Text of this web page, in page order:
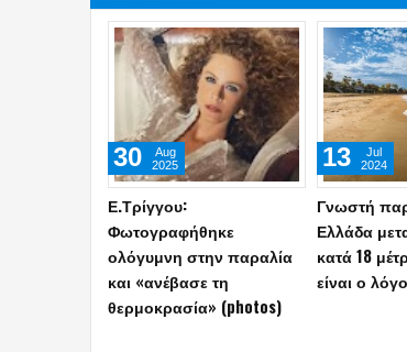
Yabanaki: Πότε και υπό
ποιο καθεστώς θα
επαναλειτουργήσει η
παραλία της Bάρκιζας
(photos)
03
Jun
2023
Το
μέτρων σε
θεωρίες
21
Dec
2022